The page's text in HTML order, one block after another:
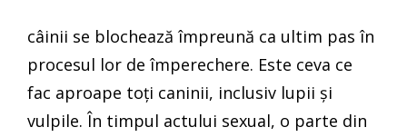
câinii se blochează împreună ca ultim pas în
procesul lor de împerechere. Este ceva ce
fac aproape toți caninii, inclusiv lupii și
vulpile. În timpul actului sexual, o parte din